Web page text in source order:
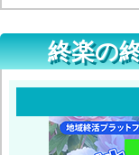
終楽の